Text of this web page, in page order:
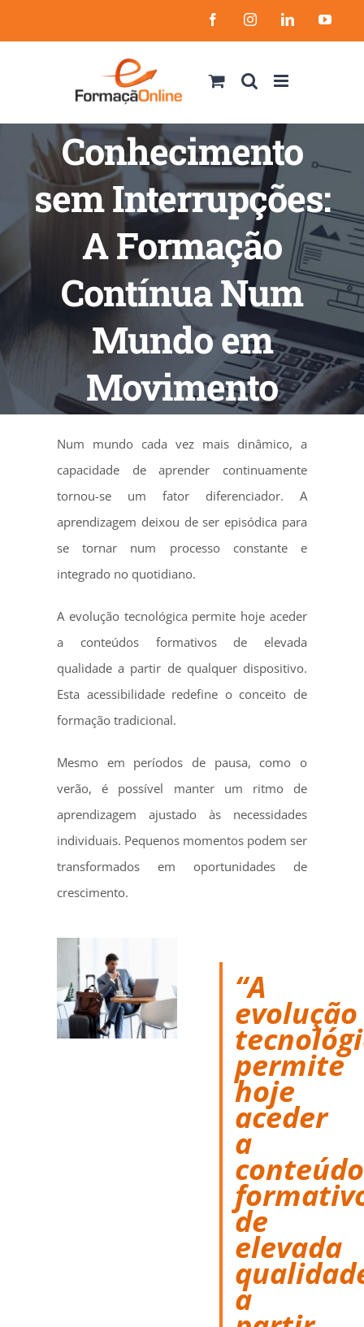
to
FacebookInstagramLinkedIn
Conhecimento
sem Interrupções:
A Formação
Contínua Num
Mundo em
Movimento
Num mundo cada vez mais dinâmico, a
capacidade de aprender continuamente
tornou-se um fator diferenciador. A
aprendizagem deixou de ser episódica para
se tornar num processo constante e
integrado no quotidiano.
A evolução tecnológica permite hoje aceder
a conteúdos formativos de elevada
qualidade a partir de qualquer dispositivo.
Esta acessibilidade redefine o conceito de
formação tradicional.
Mesmo em períodos de pausa, como o
verão, é possível manter um ritmo de
aprendizagem ajustado às necessidades
individuais. Pequenos momentos podem ser
transformados em oportunidades de
crescimento.
“A
evolução
permite
hoje
aceder
a
de
elevada
a